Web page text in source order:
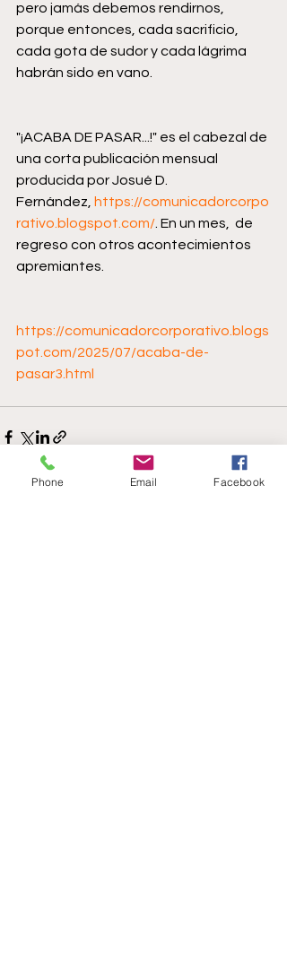
pero jamás debemos rendirnos,
porque entonces, cada sacrificio,
cada gota de sudor y cada lágrima
habrán sido en vano.
"¡ACABA DE PASAR...!" es el cabezal de
una corta publicación mensual
producida por Josué D.
Fernández, https://comunicadorcorpo
rativo.blogspot.com/. En un mes,  de
regreso con otros acontecimientos
apremiantes.
https://comunicadorcorporativo.blogs
pot.com/2025/07/acaba-de-
pasar3.html
Phone Email Facebook